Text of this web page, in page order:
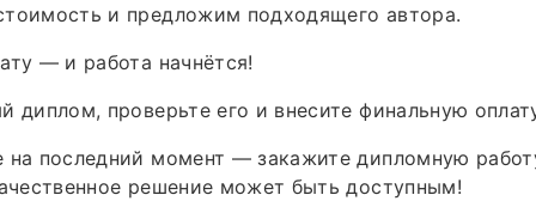
и предложим подходящего автора.
— и работа начнётся!
диплом, проверьте его и внесите финальную
на последний момент — закажите дипломную
решение может быть доступным!